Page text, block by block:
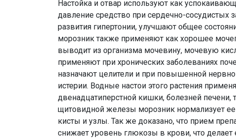
Настойка и отвар используют как
давление средство при сердечно-сосудистых
развития гипертонии, улучшают общее
морозник также применяют как хорошее
выводит из организма мочевину, мочевую
применяют при хронических заболеваниях
назначают целители и при повышенной
истерии. Водные настои этого растения
двенадцатиперстной кишки, болезней печени,
щитовидной железы морозник нормализует ее
кисты и узлы. Так же доказано, что прием
снижает уровень глюкозы в крови, что